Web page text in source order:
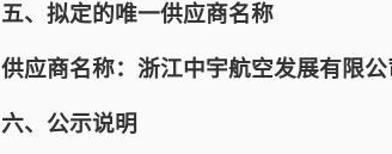
五、拟定的唯一供应商名称
供应商名称：浙江中宇航空发展有限公
六、公示说明